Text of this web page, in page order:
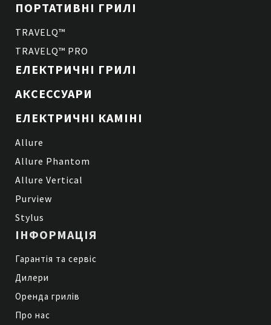
ПОРТАТИВНІ ГРИЛІ
TRAVELQ™
TRAVELQ™ PRO
ЕЛЕКТРИЧНІ ГРИЛІ
АКСЕССУАРИ
ЕЛЕКТРИЧНІ КАМІНІ
Allure
Allure Phantom
Allure Vertical
Purview
Stylus
ІНФОРМАЦІЯ
Гарантія та сервіс
Дилери
Оренда грилів
Про нас